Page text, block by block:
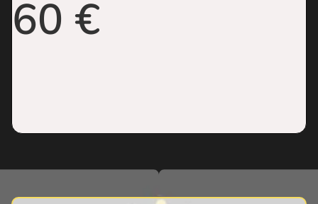
60 €